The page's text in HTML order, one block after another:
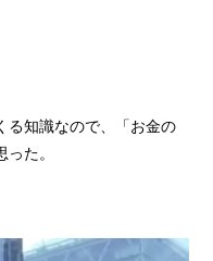
必要性
思考
る知識なので、「お金の
た。